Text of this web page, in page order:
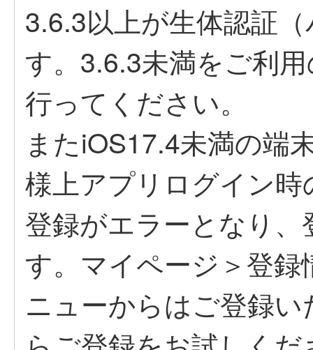
3.6.3以上が生体認証
す。3.6.3未満をご利
行ってください。
またiOS17.4未満の端
様上アプリログイン
登録がエラーとなり
す。マイページ＞登
ニューからはご登録